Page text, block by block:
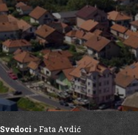
Svedoci» Fata Avdić